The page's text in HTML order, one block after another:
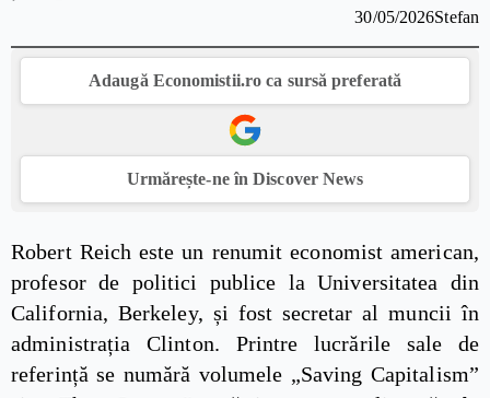
30/05/2026Stefan
Adaugă Economistii.ro ca sursă preferată
Urmărește-ne în Discover News
Robert Reich este un renumit economist american,
profesor de politici publice la Universitatea din
California, Berkeley, și fost secretar al muncii în
administrația Clinton. Printre lucrările sale de
referință se numără volumele „Saving Capitalism”